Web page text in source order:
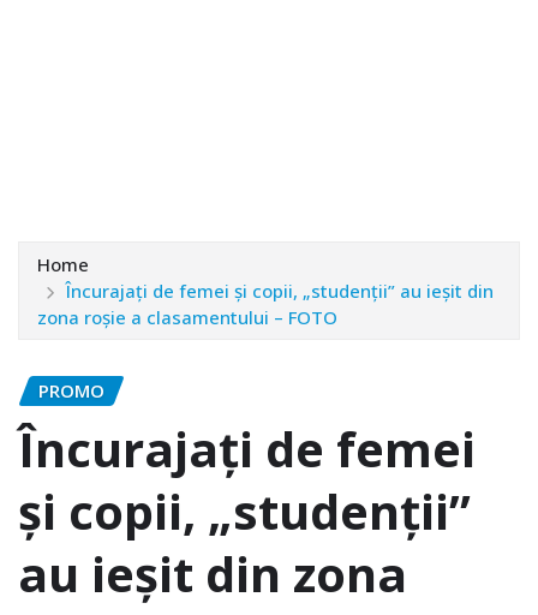
Home
Încurajați de femei și copii, „studenții” au ieșit din
zona roșie a clasamentului – FOTO
PROMO
Încurajați de femei
și copii, „studenții”
au ieșit din zona